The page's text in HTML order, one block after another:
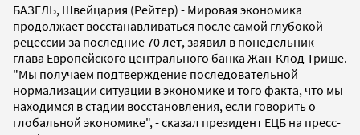
БАЗЕЛЬ, Швейцария (Рейтер) - Мировая экономика
продолжает восстанавливаться после самой глубокой
рецессии за последние 70 лет, заявил в понедельник
глава Европейского центрального банка Жан-Клод Трише.
"Мы получаем подтверждение последовательной
нормализации ситуации в экономике и того факта, что мы
находимся в стадии восстановления, если говорить о
глобальной экономике", - сказал президент ЕЦБ на пресс-